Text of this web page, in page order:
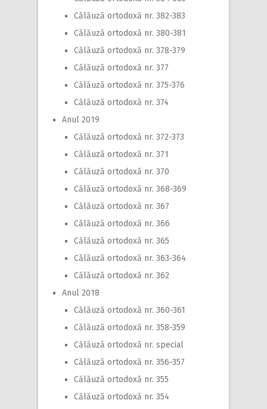
Călăuză ortodoxă nr. 382-383
Călăuză ortodoxă nr. 380-381
Călăuză ortodoxă nr. 378-379
Călăuză ortodoxă nr. 377
Călăuză ortodoxă nr. 375-376
Călăuză ortodoxă nr. 374
Anul 2019
Călăuză ortodoxă nr. 372-373
Călăuză ortodoxă nr. 371
Călăuză ortodoxă nr. 370
Călăuză ortodoxă nr. 368-369
Călăuză ortodoxă nr. 367
Călăuză ortodoxă nr. 366
Călăuză ortodoxă nr. 365
Călăuză ortodoxă nr. 363-364
Călăuză ortodoxă nr. 362
Anul 2018
Călăuză ortodoxă nr. 360-361
Călăuză ortodoxă nr. 358-359
Călăuză ortodoxă nr. special
Călăuză ortodoxă nr. 356-357
Călăuză ortodoxă nr. 355
Călăuză ortodoxă nr. 354